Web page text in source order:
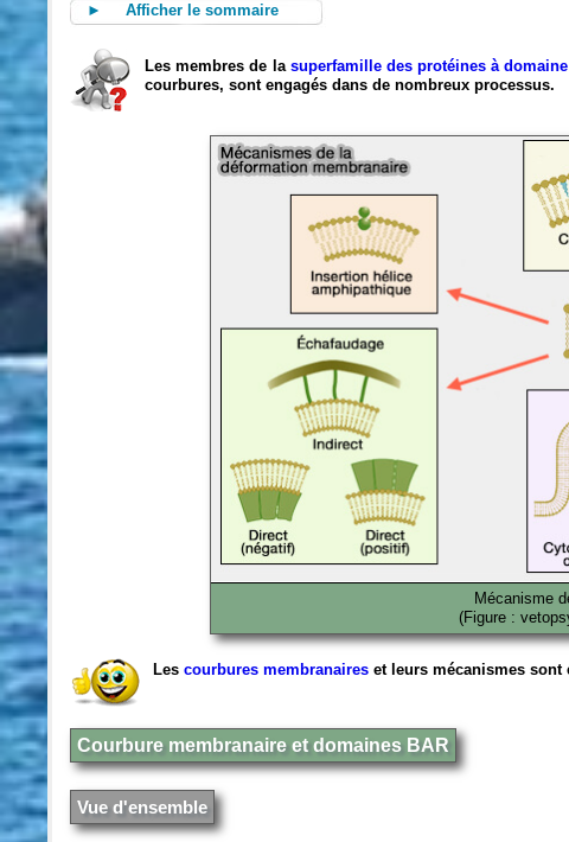
► Afficher le sommaire
Les membres de la superfamille des protéines à
courbures, sont engagés dans de nombreux processus.
Mécanisme
(Figure :
Lescourbures membranaires et leurs mécanismes sont
Courbure membranaire et domaines BAR
Vue d'ensemble